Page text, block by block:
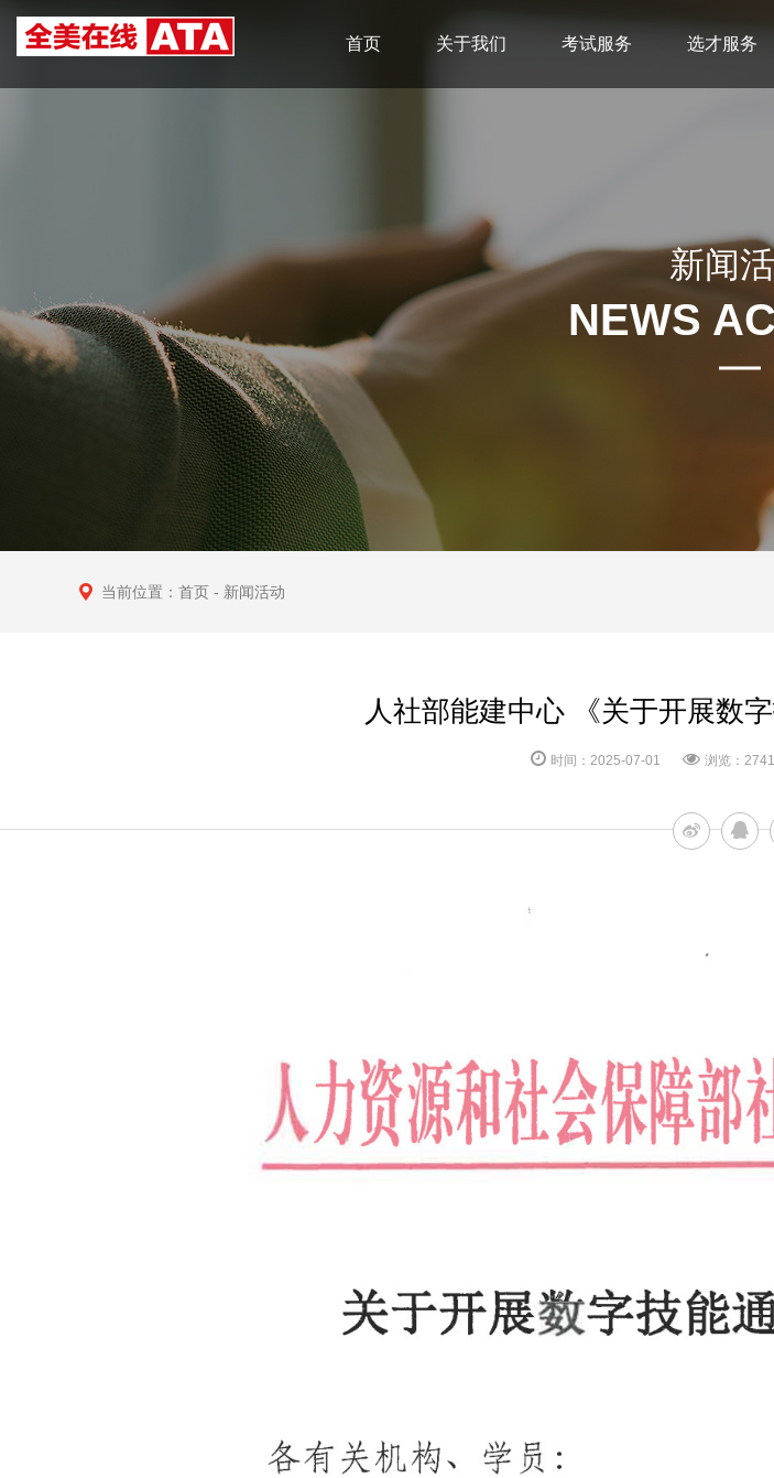
首页 关于我们 考试服务 选才服务
新闻
NEWS
当前位置： 首页 - 新闻活动
人社部能建中心 《关于开展数
时间：2025-07-01 浏览：